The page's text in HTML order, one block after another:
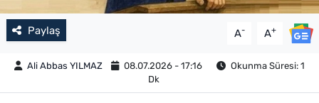
Paylaş A- A+
Ali Abbas YILMAZ 08.07.2026 - 17:16
Okunma Süresi: 1
Dk